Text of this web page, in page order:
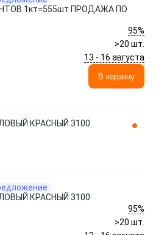
1кт=555шт ПРОДАЖА ПО
95%
>20 шт.
13 - 16 августа
В корзину
КРАСНЫЙ 3100
КРАСНЫЙ 3100
95%
>20 шт.